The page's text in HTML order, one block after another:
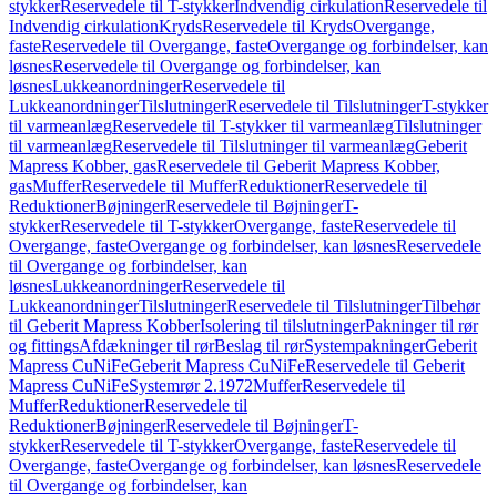
stykkerReservedele til T-stykkerIndvendig cirkulationReservedele til
Indvendig cirkulationKrydsReservedele til KrydsOvergange,
fasteReservedele til Overgange, fasteOvergange og forbindelser, kan
løsnesReservedele til Overgange og forbindelser, kan
løsnesLukkeanordningerReservedele til
LukkeanordningerTilslutningerReservedele til TilslutningerT-stykker
til varmeanlægReservedele til T-stykker til varmeanlægTilslutninger
til varmeanlægReservedele til Tilslutninger til varmeanlægGeberit
Mapress Kobber, gasReservedele til Geberit Mapress Kobber,
gasMufferReservedele til MufferReduktionerReservedele til
ReduktionerBøjningerReservedele til BøjningerT-
stykkerReservedele til T-stykkerOvergange, fasteReservedele til
Overgange, fasteOvergange og forbindelser, kan løsnesReservedele
til Overgange og forbindelser, kan
løsnesLukkeanordningerReservedele til
LukkeanordningerTilslutningerReservedele til TilslutningerTilbehør
til Geberit Mapress KobberIsolering til tilslutningerPakninger til rør
og fittingsAfdækninger til rørBeslag til rørSystempakningerGeberit
Mapress CuNiFeGeberit Mapress CuNiFeReservedele til Geberit
Mapress CuNiFeSystemrør 2.1972MufferReservedele til
MufferReduktionerReservedele til
ReduktionerBøjningerReservedele til BøjningerT-
stykkerReservedele til T-stykkerOvergange, fasteReservedele til
Overgange, fasteOvergange og forbindelser, kan løsnesReservedele
til Overgange og forbindelser, kan